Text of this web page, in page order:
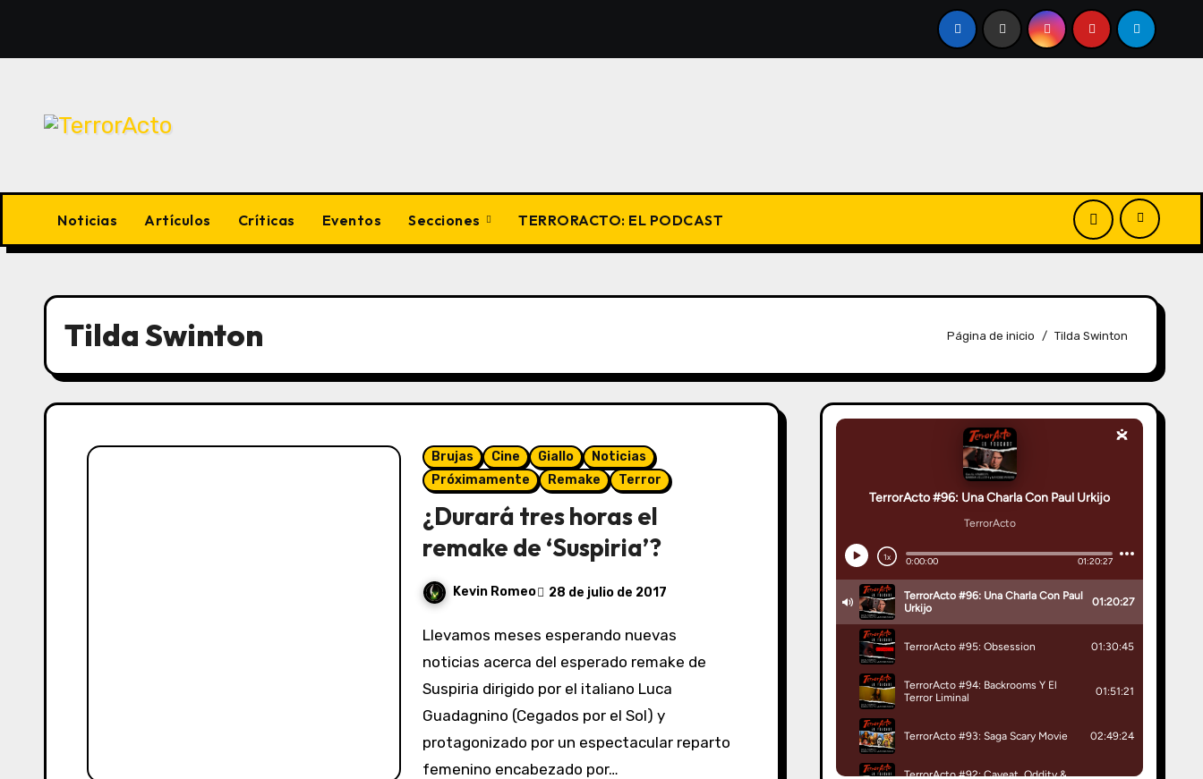
contenido
Noticias Artículos Críticas Eventos Secciones TERRORACTO: EL PODCAST
Tilda Swinton Página de inicio Tilda Swinton
Brujas Cine Giallo
Noticias
Próximamente
Remake Terror
¿Durará tres horas el
remake de ‘Suspiria’?
Kevin Romeo 28 de julio de 2017
Llevamos meses esperando nuevas
noticias acerca del esperado remake de
Suspiria dirigido por el italiano Luca
Guadagnino (Cegados por el Sol) y
protagonizado por un espectacular reparto
femenino encabezado por…